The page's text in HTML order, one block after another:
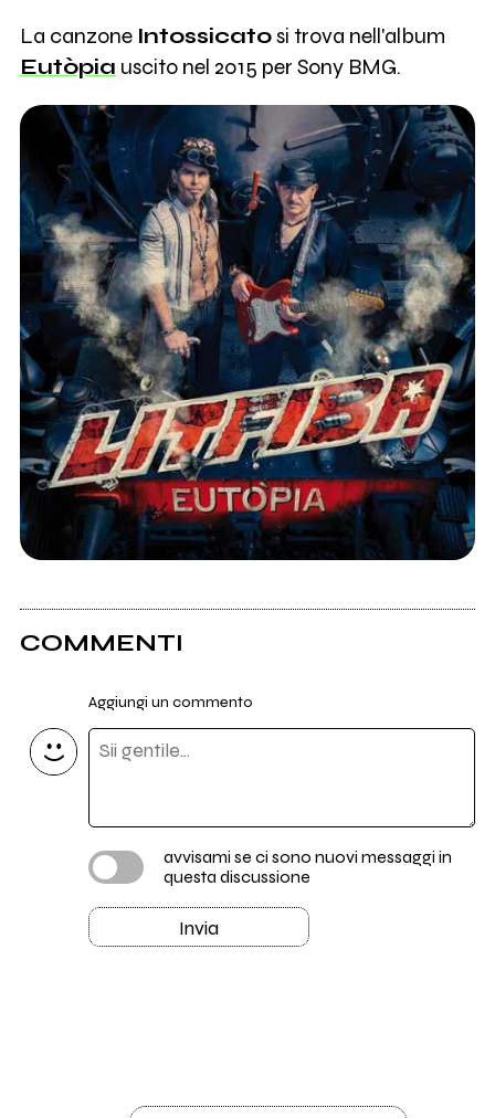
La canzone Intossicatosi trova nell'album
Eutòpia uscito nel 2015 per Sony BMG.
COMMENTI
Aggiungi un commento
avvisami se ci sono nuovi messaggi in
questa discussione
Invia